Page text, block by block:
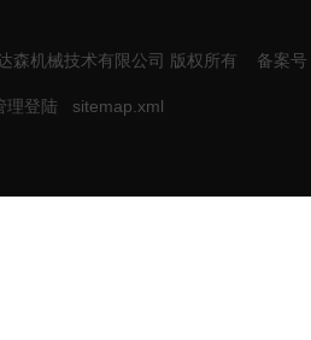
森机械技术有限公司 版权所有 备案
理登陆 sitemap.xml